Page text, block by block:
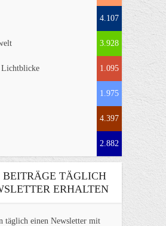
4.107
3.928
1.095
1.975
4.397
2.882
BEITRÄGE TÄGLICH
ERHALTEN
täglich einen Newsletter mit